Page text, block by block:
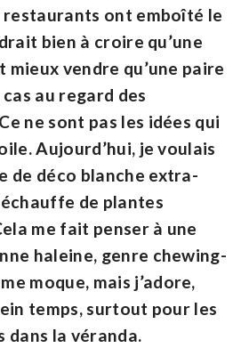
restaurants ont emboîté le
bien à croire qu’une
vendre qu’une paire
au regard des
ne sont pas les idées qui
Aujourd’hui, je voulais
de déco blanche extra-
de plantes
me fait penser à une
haleine, genre chewing-
moque, mais j’adore,
temps, surtout pour les
dans la véranda.